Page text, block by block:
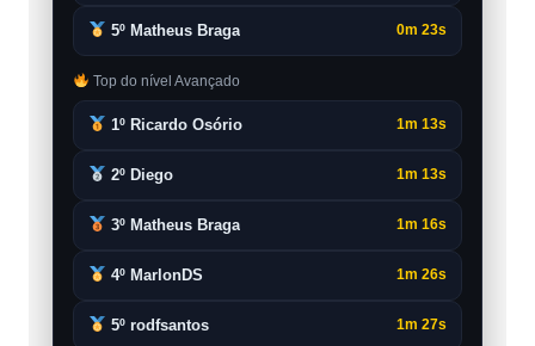
5º Matheus Braga 0m 23s
Top do nível Avançado
1º Ricardo Osório 1m 13s
2º Diego 1m 13s
3º Matheus Braga 1m 16s
4º MarlonDS 1m 26s
5º rodfsantos 1m 27s